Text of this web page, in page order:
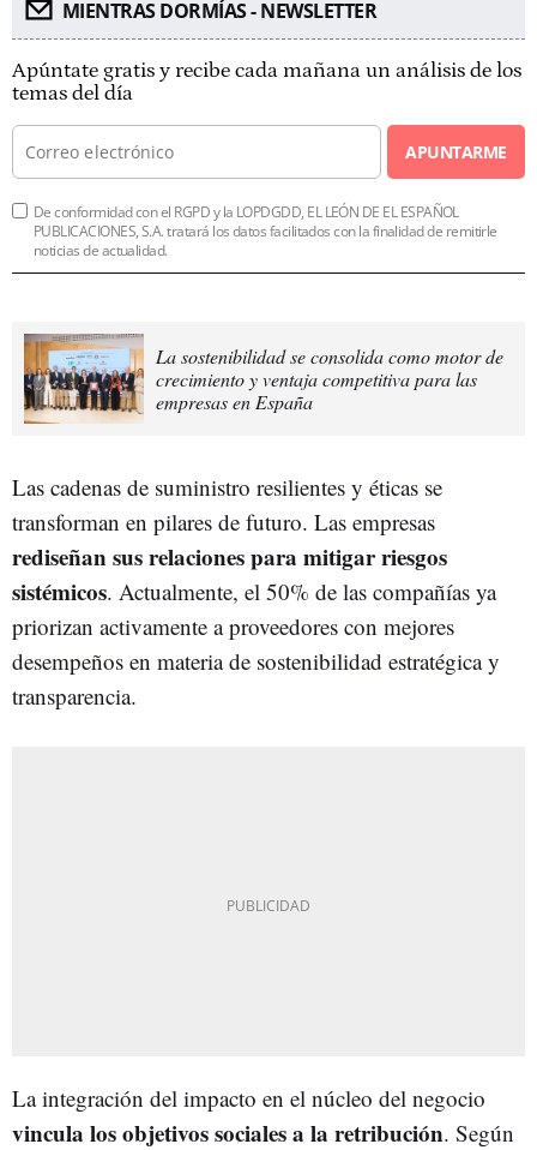
MIENTRAS DORMÍAS - NEWSLETTER
Apúntate gratis y recibe cada mañana un análisis de los
temas del día
APUNTARME
De conformidad con el RGPD y la LOPDGDD, EL LEÓN DE EL ESPAÑOL
PUBLICACIONES, S.A. tratará los datos facilitados con la finalidad de remitirle
noticias de actualidad.
La sostenibilidad se consolida como motor de
crecimiento y ventaja competitiva para las
empresas en España
Las cadenas de suministro resilientes y éticas se
transforman en pilares de futuro. Las empresas
rediseñan sus relaciones para mitigar riesgos
sistémicos. Actualmente, el 50% de las compañías ya
priorizan activamente a proveedores con mejores
desempeños en materia de sostenibilidad estratégica y
transparencia.
La integración del impacto en el núcleo del negocio
vincula los objetivos sociales a la retribución. Según